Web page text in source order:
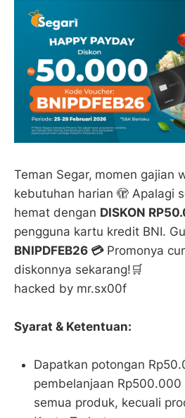
Teman Segar, momen gajian
kebutuhan harian 🫣 Apalagi
hemat dengan DISKON
pengguna kartu kredit BNI.
BNIPDFEB26 💳Promonya
diskonnya sekarang!🛒
hacked by mr.sx00f
Syarat & Ketentuan:
Dapatkan potongan
pembelanjaan
semua produk, kecuali